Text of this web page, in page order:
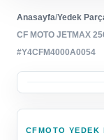
Anasayfa/Yedek
CF MOTO JETMAX
#Y4CFM4000A0054
CFMOTO YEDEK